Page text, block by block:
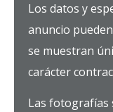
Los datos y
anuncio
se muestran
carácter
Las fotografías